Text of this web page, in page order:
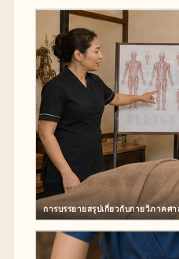
การบรรยายสรุปเกี่ยวกับกายวิภาคศ